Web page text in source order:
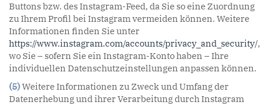
Buttons bzw. des Instagram-Feed, da Sie so eine Zuordnung
zu Ihrem Profil bei Instagram vermeiden können. Weitere
Informationen finden Sie unter
https://www.instagram.com/accounts/privacy_and_security/,
wo Sie – sofern Sie ein Instagram-Konto haben – Ihre
individuellen Datenschutzeinstellungen anpassen können.
(5)Weitere Informationen zu Zweck und Umfang der
Datenerhebung und ihrer Verarbeitung durch Instagram